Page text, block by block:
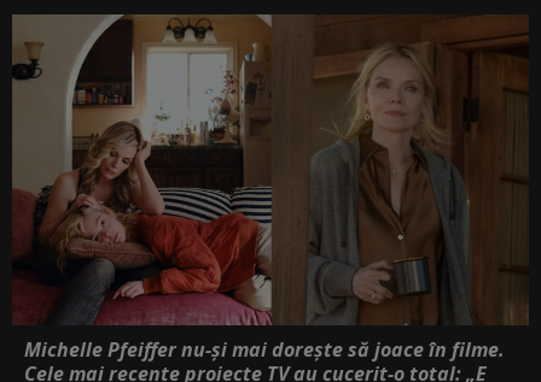
Michelle Pfeiffer nu-și mai dorește să joace în filme.
Cele mai recente proiecte TV au cucerit-o total: „E